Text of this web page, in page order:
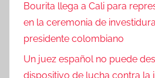
Bourita llega a Cali para
en la ceremonia de
presidente colombiano
Un juez español no puede
dispositivo de lucha contra la